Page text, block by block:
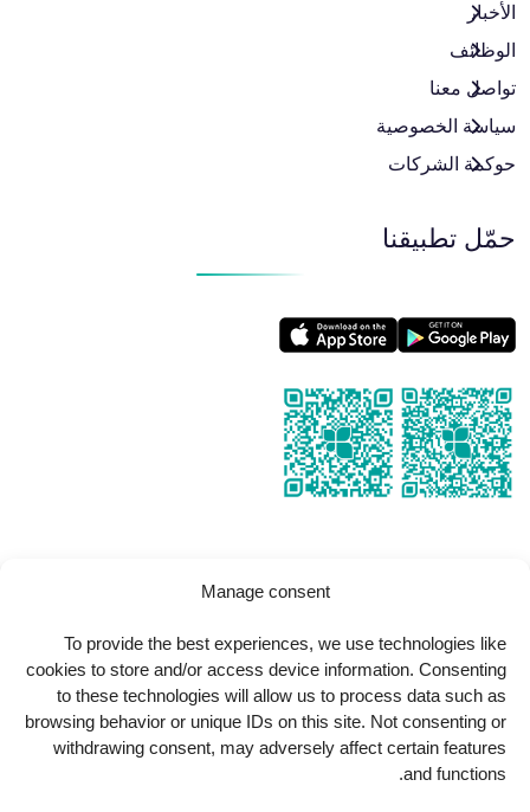
Manage consent
To provide the best experiences, we use technologies like
cookies to store and/or access device information. Consenting
to these technologies will allow us to process data such as
browsing behavior or unique IDs on this site. Not consenting or
withdrawing consent, may adversely affect certain features
and functions.
الأخبار
الوظائف
تواصل معنا
سياسة الخصوصية
حوكمة الشركات
حمّل تطبيقنا